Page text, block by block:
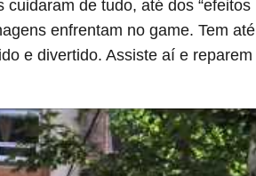
de tudo, até dos “efeitos
enfrentam no game. Tem até
e divertido. Assiste aí e reparem